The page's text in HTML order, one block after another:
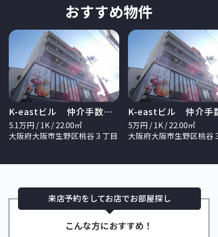
おすすめ物件
K-eastビル 仲介手数料無料
5.1万円 / 1K / 22.00㎡
大阪府大阪市生野区桃谷３丁目
5万円 / 1K / 22.00㎡
大阪府大阪市生野区桃谷
来店予約をしてお店でお部屋探し
こんな方におすすめ！